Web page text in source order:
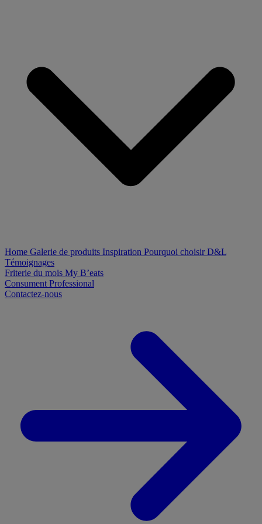
Home Galerie de produits Inspiration Pourquoi choisir D&L
Témoignages
Friterie du mois My B’eats
Consument Professional
Contactez-nous